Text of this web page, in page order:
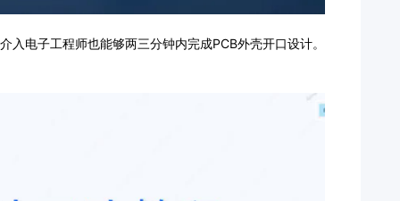
电子工程师也能够两三分钟内完成PCB外壳开口设计。